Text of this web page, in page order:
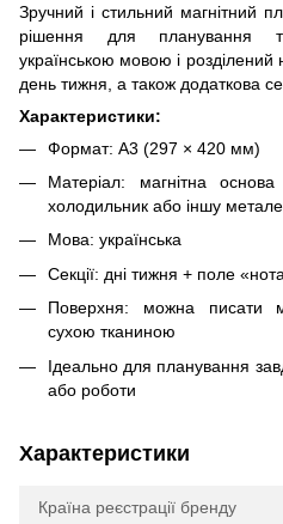
Зручний і стильний магнітний
рішення для планування
українською мовою і розділений
день тижня, а також додаткова
Характеристики:
Формат: A3 (297 × 420 мм)
Матеріал: магнітна
холодильник або іншу
Мова: українська
Секції: дні тижня + поле
Поверхня: можна писати
сухою тканиною
Ідеально для планування
або роботи
Характеристики
Країна реєстрації бренду